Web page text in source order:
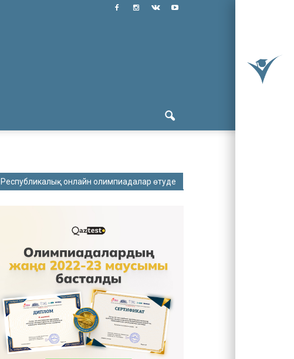
Республикалық онлайн олимпиадалар өтуде